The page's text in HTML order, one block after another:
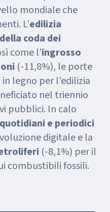
mondiale che
L’edilizia
coda dei
come l’ingrosso
(-11,8%), le porte
legno per l’edilizia
nel triennio
pubblici. In calo
e periodici
digitale e la
(-8,1%) per il
combustibili fossili.